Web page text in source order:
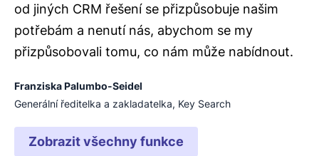
od jiných CRM řešení se přizpůsobuje našim
potřebám a nenutí nás, abychom se my
přizpůsobovali tomu, co nám může nabídnout.
Franziska Palumbo-Seidel
Generální ředitelka a zakladatelka, Key Search
Zobrazit všechny funkce